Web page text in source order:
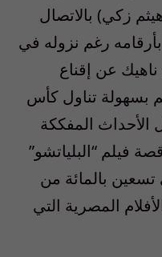
زكي) بالاتصال
رغم نزوله في
عن إقناع
بسهولة تناول كأس
الأحداث المفككة
فيلم “البلياتشو”
بالمائة من
المصرية التي